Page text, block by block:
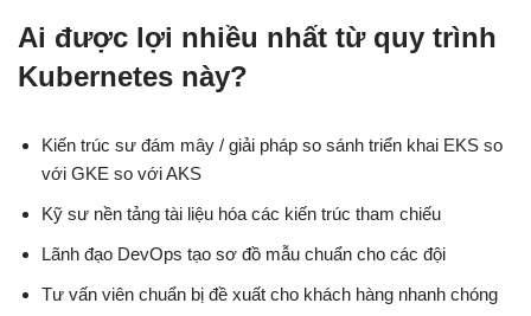
Ai được lợi nhiều nhất từ quy trình
Kubernetes này?
Kiến trúc sư đám mây / giải pháp so sánh triển khai EKS so
với GKE so với AKS
Kỹ sư nền tảng tài liệu hóa các kiến trúc tham chiếu
Lãnh đạo DevOps tạo sơ đồ mẫu chuẩn cho các đội
Tư vấn viên chuẩn bị đề xuất cho khách hàng nhanh chóng